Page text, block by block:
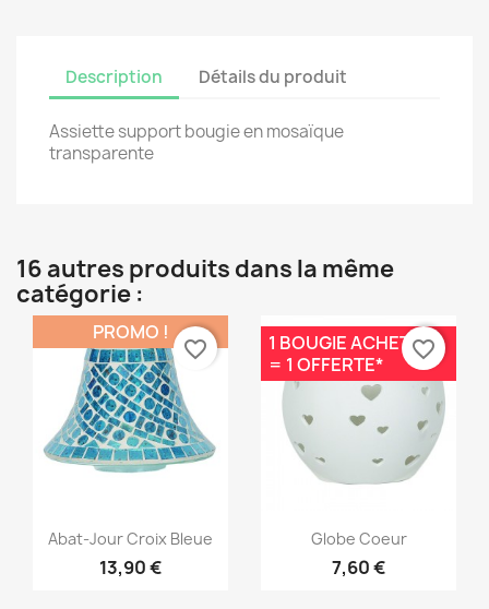
Description Détails du produit
Assiette support bougie en mosaïque
transparente
16 autres produits dans la même
catégorie :
Aperçu rapide
Abat-Jour Croix Bleue
13,90 €
PROMO !
favorite_border
Aperçu rapide
Globe Coeur
7,60 €
1 BOUGIE ACHETÉE
= 1 OFFERTE*
favorite_border